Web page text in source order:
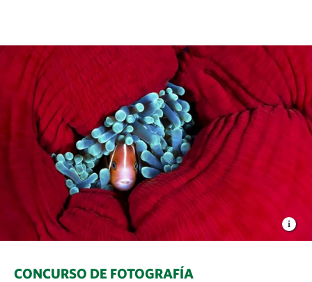
CONCURSO DE FOTOGRAFÍA